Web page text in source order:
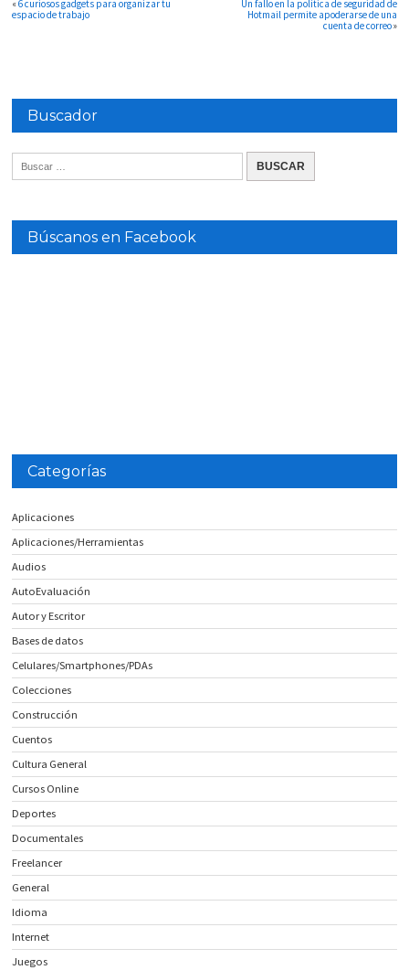
«6 curiosos gadgets para organizar tu
espacio de trabajo
Un fallo en la política de seguridad de
Hotmail permite apoderarse de una
cuenta de correo»
Buscador
Búscanos en Facebook
Categorías
Aplicaciones
Aplicaciones/Herramientas
Audios
AutoEvaluación
Autor y Escritor
Bases de datos
Celulares/Smartphones/PDAs
Colecciones
Construcción
Cuentos
Cultura General
Cursos Online
Deportes
Documentales
Freelancer
General
Idioma
Internet
Juegos